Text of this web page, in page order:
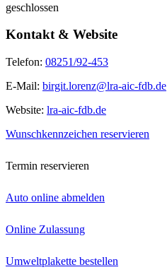
geschlossen
Kontakt & Website
Telefon: 08251/92-453
E-Mail: birgit.lorenz@lra-aic-fdb.de
Website: lra-aic-fdb.de
Wunschkennzeichen reservieren
Termin reservieren
Auto online abmelden
Online Zulassung
Umweltplakette bestellen